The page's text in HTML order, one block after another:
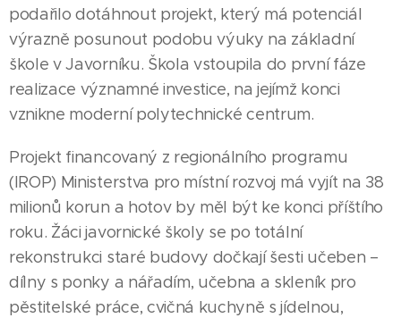
podařilo dotáhnout projekt, který má potenciál
výrazně posunout podobu výuky na základní
škole v Javorníku. Škola vstoupila do první fáze
realizace významné investice, na jejímž konci
vznikne moderní polytechnické centrum.
Projekt financovaný z regionálního programu
(IROP) Ministerstva pro místní rozvoj má vyjít na 38
milionů korun a hotov by měl být ke konci příštího
roku. Žáci javornické školy se po totální
rekonstrukci staré budovy dočkají šesti učeben –
dílny s ponky a nářadím, učebna a skleník pro
pěstitelské práce, cvičná kuchyně s jídelnou,